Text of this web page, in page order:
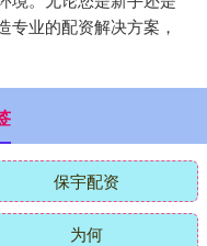
专业的配资解决方案，
保宇配资
为何